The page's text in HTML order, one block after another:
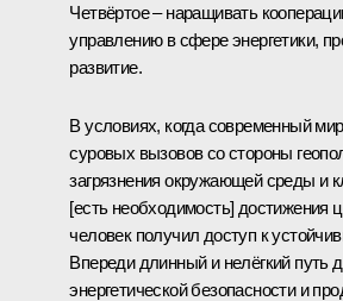
Четвёртое – наращивать
управлению в сфере энергетики,
развитие.
В условиях, когда современный
суровых вызовов со стороны
загрязнения окружающей среды и
[есть необходимость] достижения
человек получил доступ к
Впереди длинный и нелёгкий путь
энергетической безопасности и